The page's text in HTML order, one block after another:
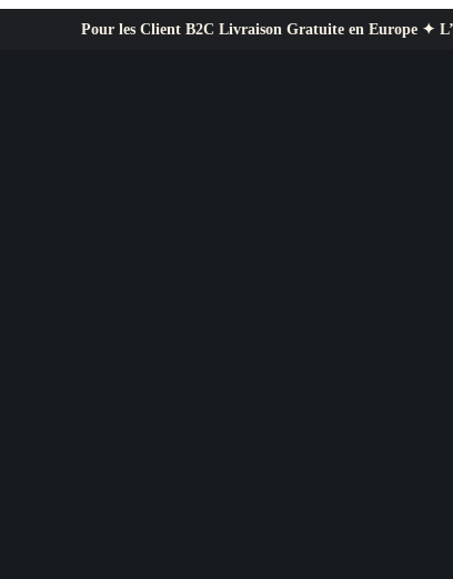
Pour les Client B2C Livraison Gratuite en Europe ✦ L’exigence